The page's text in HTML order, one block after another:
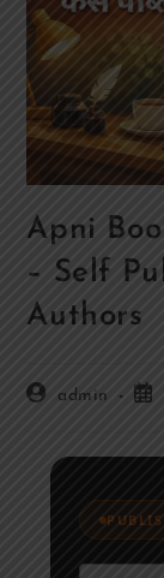
Apni
– Self
Authors
admin